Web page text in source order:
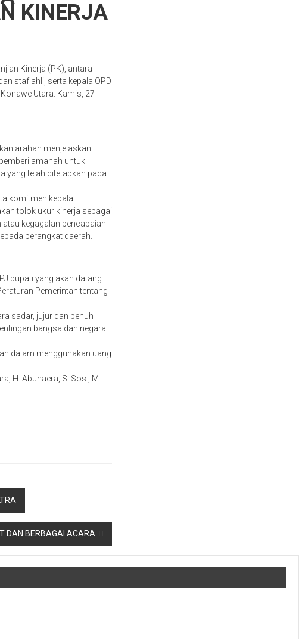
KINERJA
Kinerja (PK), antara
staf ahli, serta kepala OPD
Utara. Kamis, 27
arahan menjelaskan
amanah untuk
yang telah ditetapkan pada
komitmen kepala
tolok ukur kinerja sebagai
atau kegagalan pencapaian
perangkat daerah.
bupati yang akan datang
Pemerintah tentang
sadar, jujur dan penuh
bangsa dan negara
dalam menggunakan uang
H. Abuhaera, S. Sos., M.
DAN BERBAGAI ACARA